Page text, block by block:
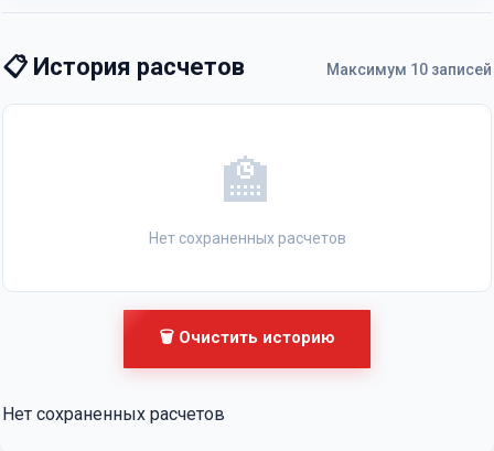
📋 История расчетов Максимум 10 записей
🏫
Нет сохраненных расчетов
🗑️ Очистить историю
Нет сохраненных расчетов